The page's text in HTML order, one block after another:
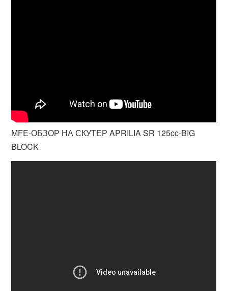
MFE-ОБЗОР НА СКУТЕР APRILIA SR 125cc-BIG
BLOCK